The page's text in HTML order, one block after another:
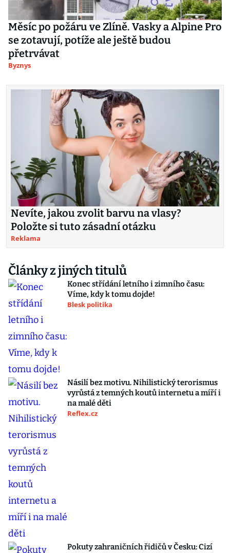
Měsíc po požáru ve Zlíně. Vasky a Alpine Pro
se zotavují, potíže ale ještě budou
přetrvávat
Byznys
Nevíte, jakou zvolit barvu na vlasy?
Položte si tuto zásadní otázku
Reklama
Články z jiných titulů
Konec střídání letního i zimního času:
Víme, kdy k tomu dojde!
Blesk politika
Násilí bez motivu. Nihilistický terorismus
vyrůstá z temných koutů internetu a míří i
na malé děti
Reflex.cz
Pokuty zahraničních řidičů v Česku: Cizí